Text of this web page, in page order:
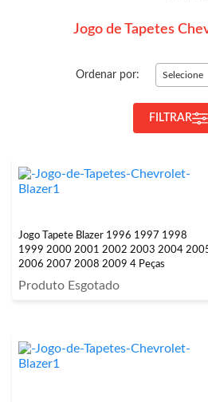
Jogo de Tapetes
Ordenar por: Selecione
FILTRAR
Jogo Tapete Blazer 1996 1997 1998
1999 2000 2001 2002 2003 2004
2006 2007 2008 2009 4 Peças
Produto Esgotado